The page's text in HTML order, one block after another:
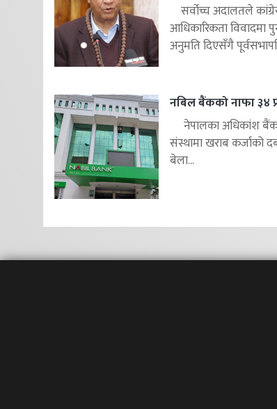
सर्वोच्च अदालतले
आधिकारिकता विवादमा
अनुमति दिएसँगै
नबिल बैंकको नाफा ३४
नेपालका अधिकांश बैंक
संस्थामा खराब कर्जाको
बेला...